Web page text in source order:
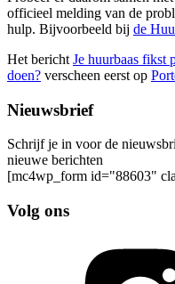
officieel melding van de
hulp. Bijvoorbeeld bij de
Het bericht Je huurbaas fikst
doen? verscheen eerst op
Nieuwsbrief
Schrijf je in voor de
nieuwe berichten
[mc4wp_form id="88603"
Volg ons